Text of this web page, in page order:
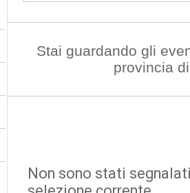
Stai guardando gli
provincia
Non sono stati